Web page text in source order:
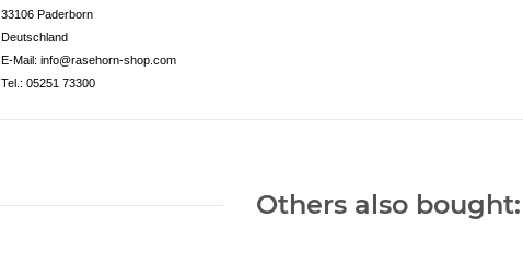
33106 Paderborn
Deutschland
E-Mail: info@rasehorn-shop.com
Tel.: 05251 73300
Others also bought: